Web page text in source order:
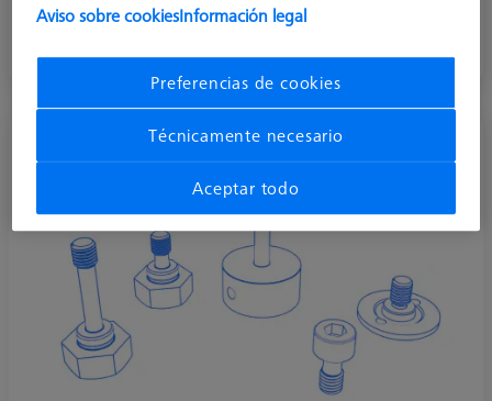
Articulaciones plegables y elementos giratorios de libre
Aviso sobre cookiesInformación legal
Preferencias de cookies
Técnicamente necesario
Aceptar todo